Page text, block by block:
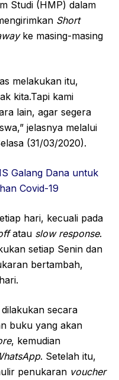
Studi (HMP) dalam
Short
ke masing-masing
melakukan itu,
kita.Tapi kami
lain, agar segera
jelasnya melalui
(31/03/2020).
Galang Dana untuk
Covid-19
hari, kecuali pada
atau slow response.
setiap Senin dan
bertambah,
secara
buku yang akan
, kemudian
pp. Setelah itu,
penukaran voucher